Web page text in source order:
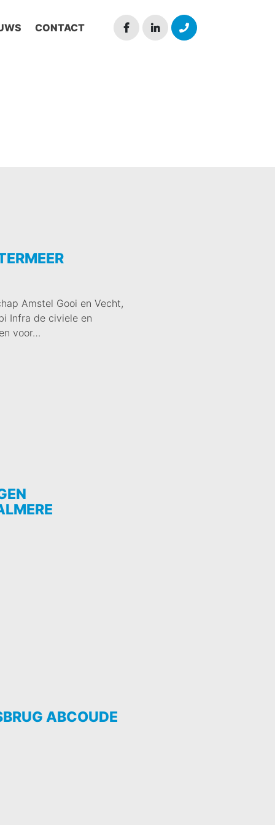
CONTACT
Amstel Gooi en Vecht,
Infra de civiele en
voor…
ABCOUDE